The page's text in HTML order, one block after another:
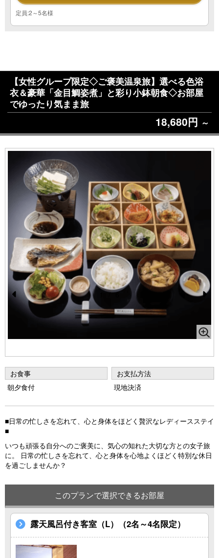
定員:2～5名様
【女性グループ限定◇ご褒美温泉旅】選べる色浴
衣＆豪華「金目鯛姿煮」と彩り小鉢朝食◇お部屋
でゆったり気まま旅
18,680円 ～
Pr
vi
u
s
xt
/ 6
お食事
朝夕食付
お支払方法
現地決済
■日常の忙しさを忘れて、心と身体をほどく贅沢なレディースステイ
■
いつも頑張る自分へのご褒美に、気心の知れた大切な方との女子旅
に。 日常の忙しさを忘れて、心と身体を心地よくほどく特別な休日
を過ごしませんか？
このプランで選択できるお部屋
露天風呂付き客室（L）（2名～4名限定）